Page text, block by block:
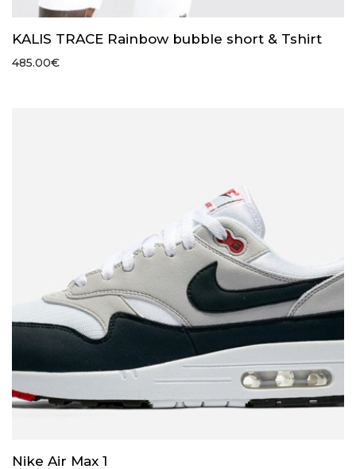
KALIS TRACE Rainbow bubble short & Tshirt
485.00€
Nike Air Max 1